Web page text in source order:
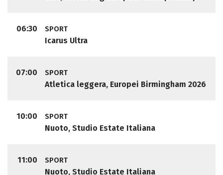
06:30 SPORT
Icarus Ultra
07:00 SPORT
Atletica leggera, Europei Birmingham 2026
10:00 SPORT
Nuoto, Studio Estate Italiana
11:00 SPORT
Nuoto, Studio Estate Italiana